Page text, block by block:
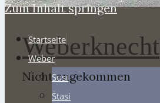
Weberknecht
Nicht angekommen
Zum Inhalt springen
Startseite
Weber
Susi
Stasi